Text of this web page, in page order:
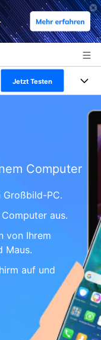
Jetzt Testen
Anmelden
Computer
Großbild-PC.
aus.
von Ihrem
Maus.
auf und